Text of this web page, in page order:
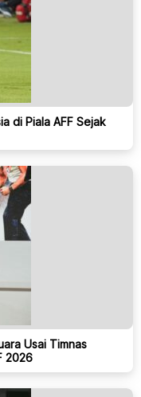
di Piala AFF Sejak
Usai Timnas
2026